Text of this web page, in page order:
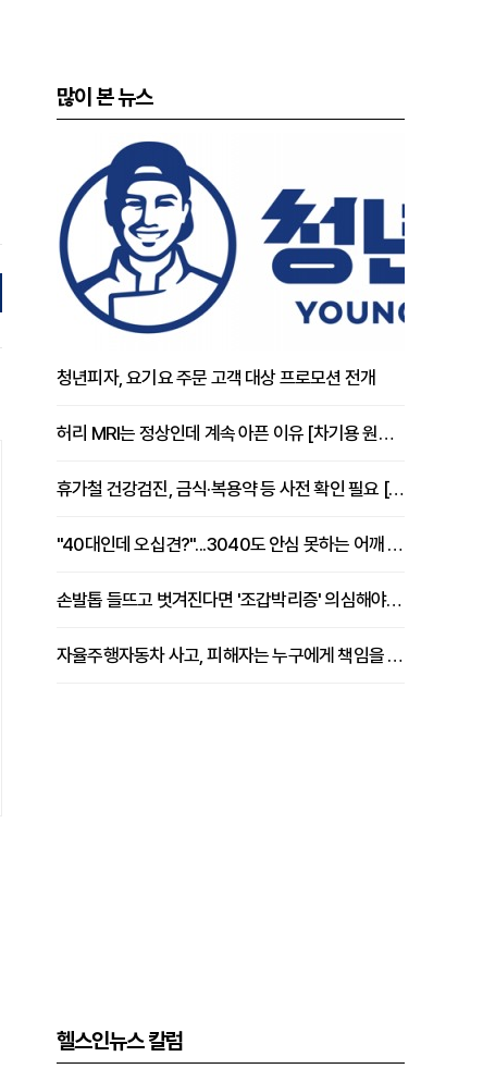
많이 본 뉴스
청년피자, 요기요 주문 고객 대상 프로모션 전개
허리 MRI는 정상인데 계속 아픈 이유 [차기용 원장 칼럼]
휴가철 건강검진, 금식·복용약 등 사전 확인 필요 [정도감 원장 칼럼]
"40대인데 오십견?"...3040도 안심 못하는 어깨 유착성 관절낭염
손발톱 들뜨고 벗겨진다면 '조갑박리증' 의심해야 [김철윤 원장 칼럼]
자율주행자동차 사고, 피해자는 누구에게 책임을 물을 수 있을까
헬스인뉴스 칼럼